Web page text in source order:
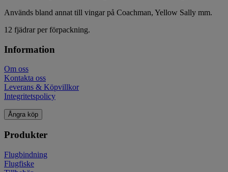
Används bland annat till vingar på Coachman, Yellow Sally mm.
12 fjädrar per förpackning.
Information
Om oss
Kontakta oss
Leverans & Köpvillkor
Integritetspolicy
Ångra köp
Produkter
Flugbindning
Flugfiske